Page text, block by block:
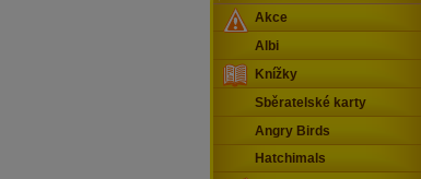
Akce
Albi
Knížky
Sběratelské karty
Angry Birds
Hatchimals